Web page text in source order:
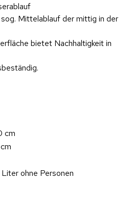
Mittelablauf der mittig in der
bietet Nachhaltigkeit in
cm
ohne Personen